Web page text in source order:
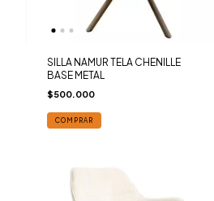
SILLA NAMUR TELA CHENILLE
BASE METAL
$500.000
COMPRAR